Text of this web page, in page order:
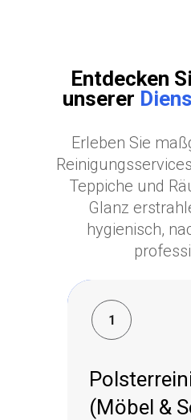
Entdecken
unserer
Erleben Sie
Teppiche und
Glanz
hygienisch,
1
1
(Möbel &
(Möbel &